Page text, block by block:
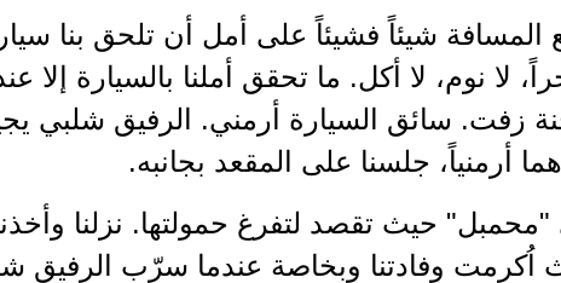
شيئاً فشيئاً على أمل أن تلحق بنا
لا نوم، لا أكل. ما تحقق أملنا بالسيارة إلا
زفت. سائق السيارة أرمني. الرفيق شلبي
أرمنياً، جلسنا على المقعد بجانبه.
"محمبل" حيث تقصد لتفرغ حمولتها. نزلنا
اُكرمت وفادتنا وبخاصة عندما سرّب الرفيق